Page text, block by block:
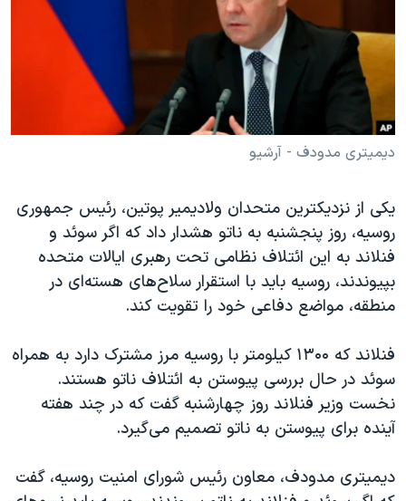
فرهنگ و زندگی
حقوق شهروندی
اقتصادی
علم و فناوری
اسرائیل در جنگ
آرشیو پخش زنده
انتخابات ریاست جمهوری آمریکا ۲۰۲۴
حمله جمهوری اسلامی به اسرائیل
رمز مهسا
ورزش زنان در ایران
مجموعه مستندهای دادخواهی
تریبونال مردمی آبان ۹۸
دادگاه حمید نوری
چهل سال گروگان‌گیری
اعتراضات مردمی آبان ۹۸
اسرائیل در جنگ
نرگس محمدی برنده جایزه نوبل صلح
همایش محافظه‌کاران آمریکا «سی‌پک»
زبانهای مختلف
دیمیتری مدودف - آرشیو
یکی از نزدیکترین متحدان ولادیمیر پوتین، رئیس جمهوری
روسیه، روز پنجشنبه به ناتو هشدار داد که اگر سوئد و
فنلاند به این ائتلاف نظامی تحت رهبری ایالات متحده
بپیوندند، روسیه باید با استقرار سلاح‌های هسته‌ای در
منطقه، مواضع دفاعی خود را تقویت کند.
فنلاند که ۱۳۰۰ کیلومتر با روسیه مرز مشترک دارد به همراه
سوئد در حال بررسی پیوستن به ائتلاف ناتو هستند.
نخست وزیر فنلاند روز چهارشنبه گفت که در چند هفته
آینده برای پیوستن به ناتو تصمیم می‌گیرد.
دیمیتری مدودف، معاون رئیس شورای امنیت روسیه، گفت